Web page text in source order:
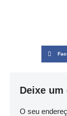
Deixe
O seu